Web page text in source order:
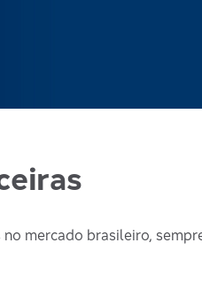
no mercado brasileiro,